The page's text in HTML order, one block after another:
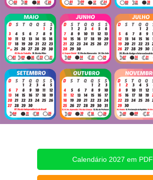
Calendário 2027 em PDF